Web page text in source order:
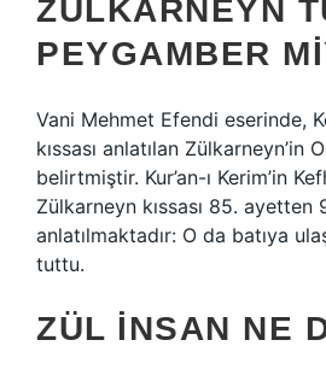
ZÜLKARNEYN
PEYGAMBER
Vani Mehmet Efendi eserinde,
kıssası anlatılan Zülkarneyn’in
belirtmiştir. Kur’an-ı Kerim’in
Zülkarneyn kıssası 85.
anlatılmaktadır: O da batıya
tuttu.
ZÜL INSAN NE